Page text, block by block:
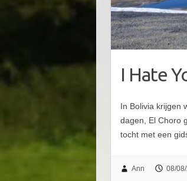
I Hate
In Bolivia krijgen
dagen, El Choro
tocht met een
Ann 08/